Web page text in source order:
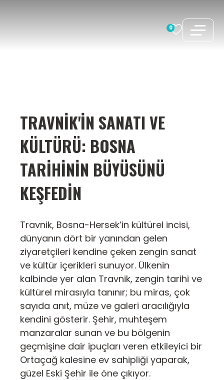
0
TRAVNIK'IN SANATI VE
KÜLTÜRÜ: BOSNA
TARIHININ BÜYÜSÜNÜ
KEŞFEDIN
Travnik, Bosna-Hersek’in kültürel incisi,
dünyanın dört bir yanından gelen
ziyaretçileri kendine çeken zengin sanat
ve kültür içerikleri sunuyor. Ülkenin
kalbinde yer alan Travnik, zengin tarihi ve
kültürel mirasıyla tanınır; bu miras, çok
sayıda anıt, müze ve galeri aracılığıyla
kendini gösterir. Şehir, muhteşem
manzaralar sunan ve bu bölgenin
geçmişine dair ipuçları veren etkileyici bir
Ortaçağ kalesine ev sahipliği yaparak,
güzel Eski Şehir ile öne çıkıyor.